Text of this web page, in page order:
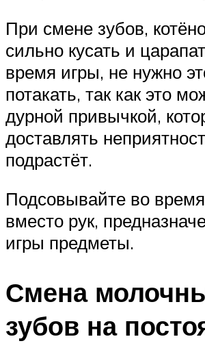
При смене зубов,
сильно кусать и
время игры, не нужно
потакать, так как это
дурной привычкой,
доставлять
подрастёт.
Подсовывайте во
вместо рук,
игры предметы.
Смена
зубов на